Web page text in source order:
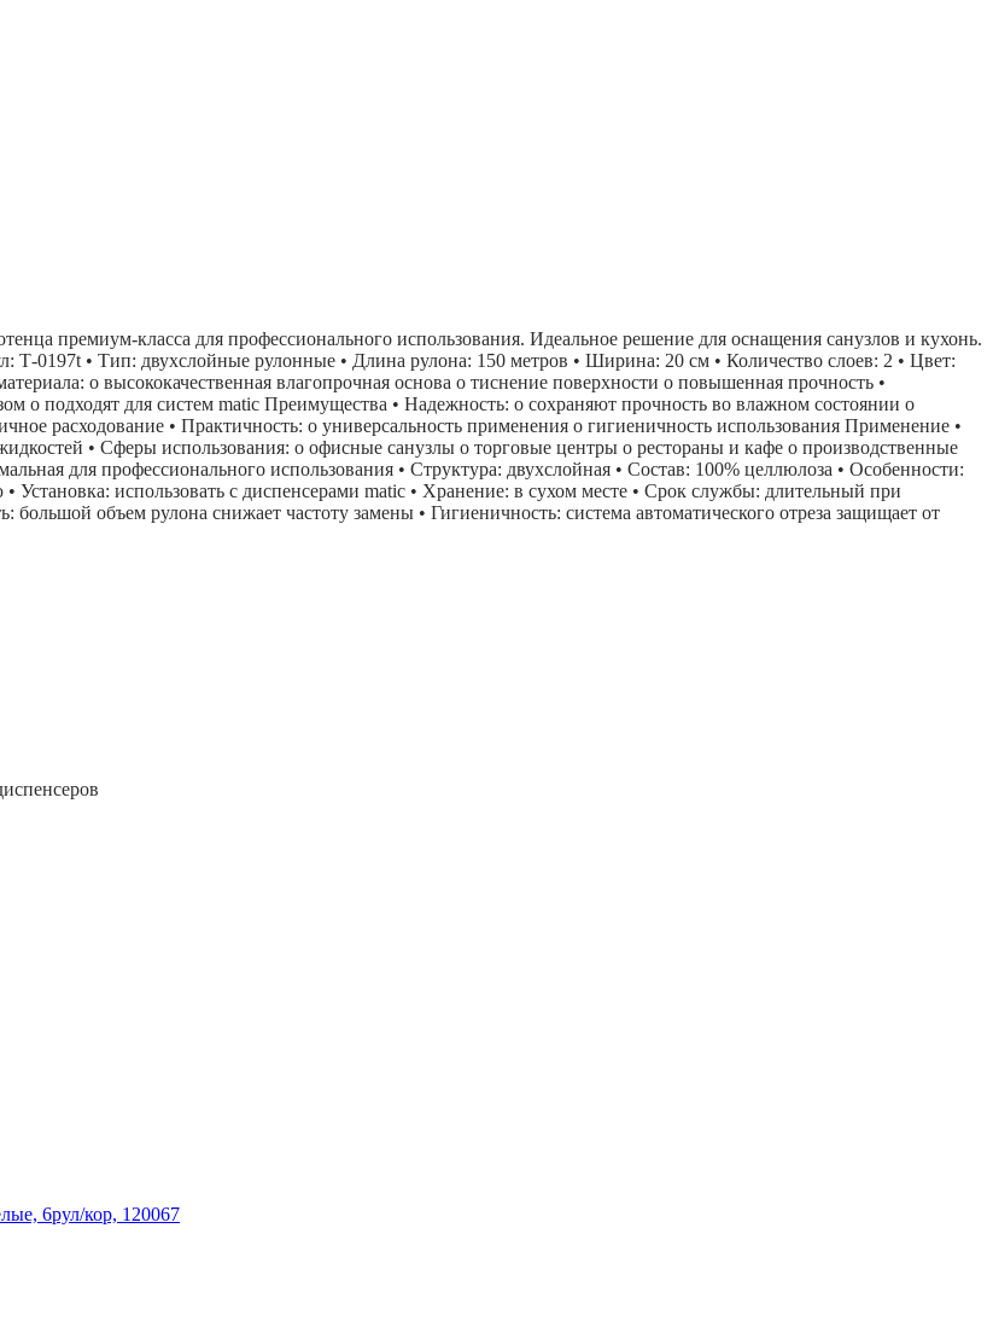
премиум-класса для профессионального использования. Идеальное решение для оснащения санузлов и кухонь.
Т-0197t • Тип: двухслойные рулонные • Длина рулона: 150 метров • Ширина: 20 см • Количество слоев: 2 • Цвет:
o высококачественная влагопрочная основа o тиснение поверхности o повышенная прочность •
o подходят для систем matic Преимущества • Надежность: o сохраняют прочность во влажном состоянии o
расходование • Практичность: o универсальность применения o гигиеничность использования Применение •
• Сферы использования: o офисные санузлы o торговые центры o рестораны и кафе o производственные
для профессионального использования • Структура: двухслойная • Состав: 100% целлюлоза • Особенности:
использовать с диспенсерами matic • Хранение: в сухом месте • Срок службы: длительный при
объем рулона снижает частоту замены • Гигиеничность: система автоматического отреза защищает от
6рул/кор, 120067